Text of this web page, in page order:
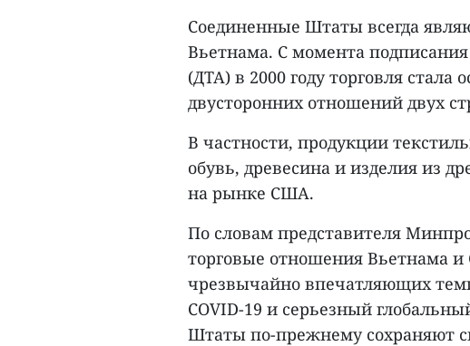
Соединенные Штаты всегда
Вьетнама. С момента подписания
(ДТА) в 2000 году торговля стала
двусторонних отношений двух
В частности, продукции
обувь, древесина и изделия из
на рынке США.
По словам представителя
торговые отношения Вьетнама
чрезвычайно впечатляющих
COVID-19 и серьезный
Штаты по-прежнему сохраняют